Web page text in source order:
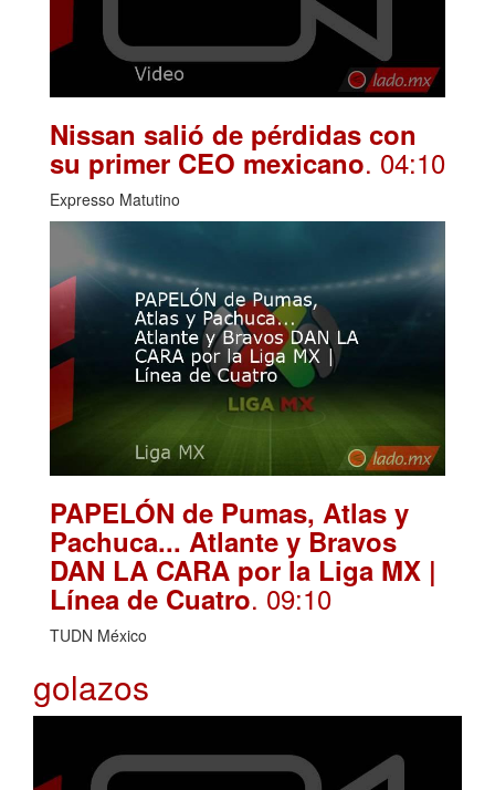
Nissan salió de pérdidas con
su primer CEO mexicano. 04:10
Expresso Matutino
PAPELÓN de Pumas, Atlas y
Pachuca... Atlante y Bravos
DAN LA CARA por la Liga MX |
Línea de Cuatro. 09:10
TUDN México
golazos